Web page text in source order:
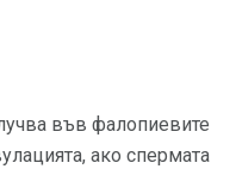
във фалопиевите
ако спермата